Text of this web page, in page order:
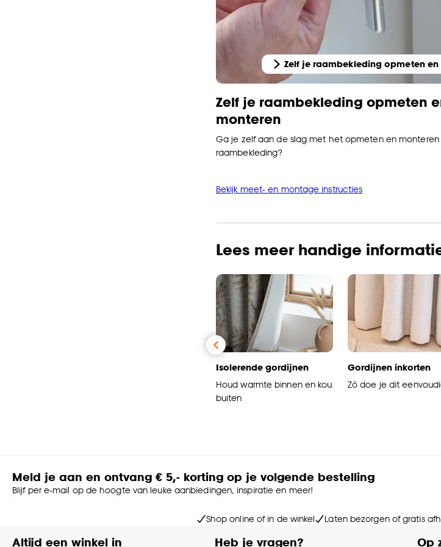
Zelf je raambekleding opmeten
Zelf je raambekleding opmeten
monteren
Ga je zelf aan de slag met het opmeten en monteren
raambekleding?
Bekijk meet- en montage instructies
Lees meer handige
Isolerende gordijnen
Houd warmte binnen en kou
buiten
Gordijnen inkorten
Zó doe je dit
Meld je aan en ontvang € 5,- korting op je volgende bestelling
Blijf per e-mail op de hoogte van leuke aanbiedingen, inspiratie en meer!
Shop online of in de winkel Laten bezorgen of gratis
Altijd een winkel in Heb je vragen? Op